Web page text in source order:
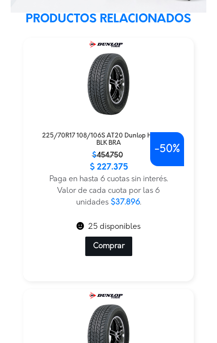
PRODUCTOS RELACIONADOS
225/70R17 108/106S AT20 Dunlop H/T LT TL
BLK BRA
$454.750
original
actual
$ 227.375
Paga en hasta 6 cuotas sin interés.
Valor de cada cuota por las 6
unidades $37.896.
-50%
25 disponibles
Comprar